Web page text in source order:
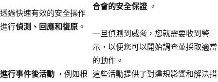
透過快速有效的安全操作
進行偵測、回應和復原 。
合會的安全保證 。
一旦偵測到威脅，您就需要收到警
示，以便您可以開始調查並採取適當
的動作。
進行事件後活動 ，例如根 這些活動提供了對違規影響和解決措